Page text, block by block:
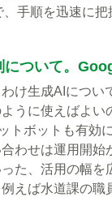
手順を迅速に
について。
け生成AIについ
うに使えばよ
トボットも有効
わせは運用開
た、活用の幅
えば水道課の